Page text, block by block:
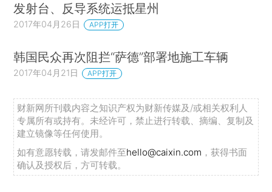
发射台、反导系统运抵星州
2017年04月26日 APP打开
韩国民众再次阻拦“萨德”部署地施工车辆
2017年04月21日 APP打开
财新网所刊载内容之知识产权为财新传媒及/或相关权利人
专属所有或持有。未经许可，禁止进行转载、摘编、复制及
建立镜像等任何使用。
如有意愿转载，请发邮件至hello@caixin.com ，获得书面
确认及授权后，方可转载。